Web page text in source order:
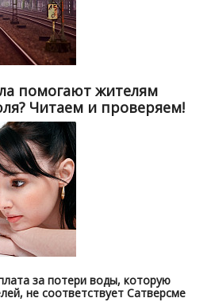
помогают жителям
Читаем и проверяем!
за потери воды, которую
не соответствует Сатверсме